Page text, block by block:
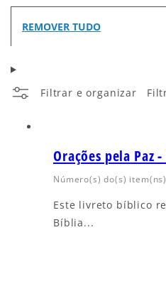
REMOVER TUDO
Filtrar e organizar
Orações pela Paz
Número(s) do(s)
Este livreto bíblico
Bíblia...